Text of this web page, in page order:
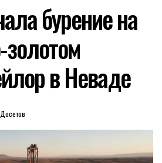
бурение на
в Неваде